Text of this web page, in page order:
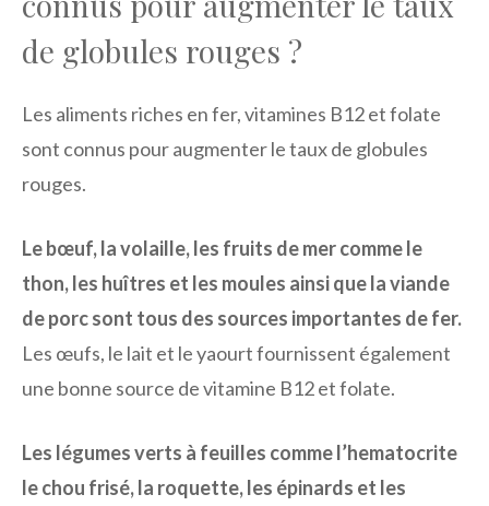
de globules rouges ?
Les aliments riches en fer, vitamines B12 et folate
sont connus pour augmenter le taux de globules
rouges.
Le bœuf, la volaille, les fruits de mer comme le
thon, les huîtres et les moules ainsi que la viande
de porc sont tous des sources importantes de fer.
Les œufs, le lait et le yaourt fournissent également
une bonne source de vitamine B12 et folate.
Les légumes verts à feuilles comme l’hematocrite
le chou frisé, la roquette, les épinards et les